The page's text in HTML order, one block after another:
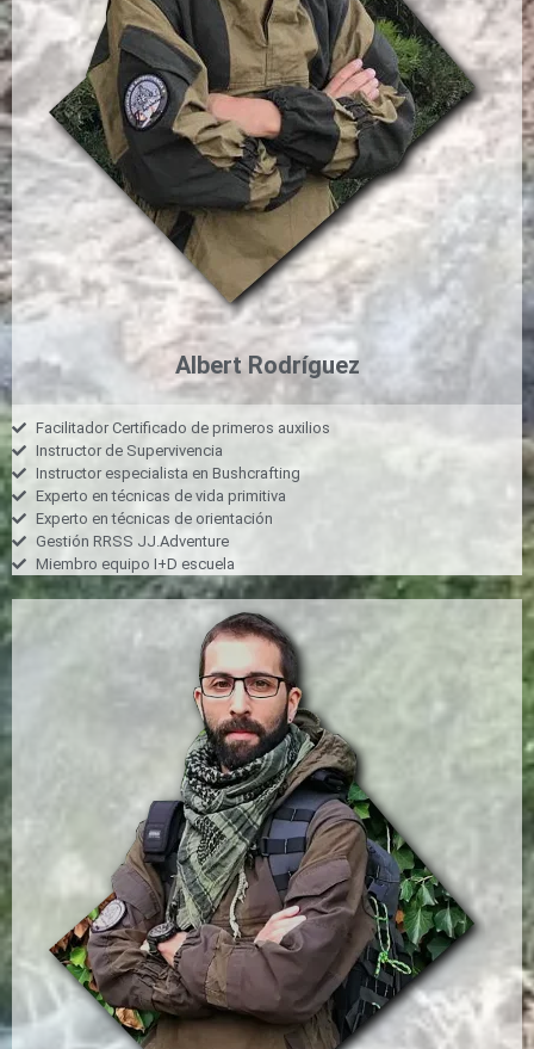
Albert Rodríguez
Facilitador Certificado de primeros auxilios
Instructor de Supervivencia
Instructor especialista en Bushcrafting
Experto en técnicas de vida primitiva
Experto en técnicas de orientación
Gestión RRSS JJ.Adventure
Miembro equipo I+D escuela